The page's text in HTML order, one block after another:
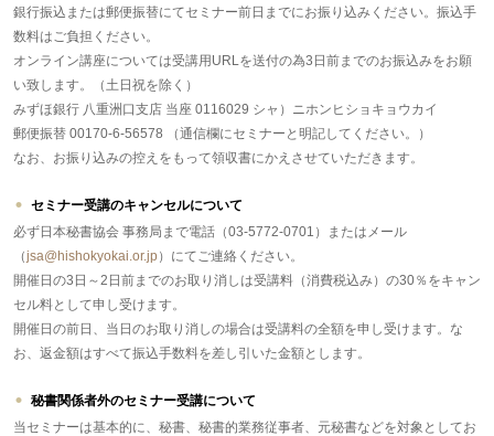
銀行振込または郵便振替にてセミナー前日までにお振り込みください。振込手
数料はご負担ください。
オンライン講座については受講用URLを送付の為3日前までのお振込みをお願
い致します。（土日祝を除く）
みずほ銀行 八重洲口支店 当座 0116029 シャ）ニホンヒショキョウカイ
郵便振替 00170-6-56578 （通信欄にセミナーと明記してください。）
なお、お振り込みの控えをもって領収書にかえさせていただきます。
セミナー受講のキャンセルについて
必ず日本秘書協会 事務局まで電話（03-5772-0701）またはメール
（jsa@hishokyokai.or.jp）にてご連絡ください。
開催日の3日～2日前までのお取り消しは受講料（消費税込み）の30％をキャン
セル料として申し受けます。
開催日の前日、当日のお取り消しの場合は受講料の全額を申し受けます。な
お、返金額はすべて振込手数料を差し引いた金額とします。
秘書関係者外のセミナー受講について
当セミナーは基本的に、秘書、秘書的業務従事者、元秘書などを対象としてお